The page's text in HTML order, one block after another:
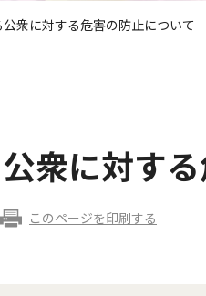
衆に対する危害の防止について
衆に対す
このページを印刷する